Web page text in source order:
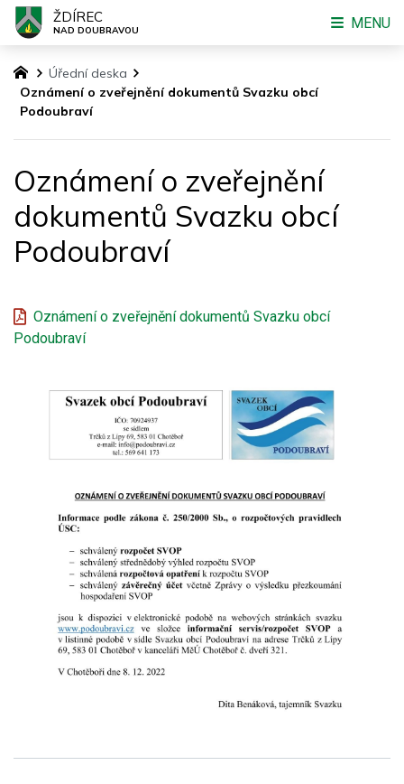
Úřední deska
Oznámení o zveřejnění dokumentů Svazku obcí
Podoubraví
Oznámení o zveřejnění
dokumentů Svazku obcí
Podoubraví
Oznámení o zveřejnění dokumentů Svazku obcí
Podoubraví
ŽDÍREC
NAD DOUBRAVOU MENU